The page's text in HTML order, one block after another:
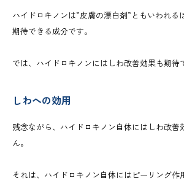
ハイドロキノンは”皮膚の漂白剤”ともいわれる
期待できる成分です。
では、ハイドロキノンにはしわ改善効果も期待
しわへの効用
残念ながら、ハイドロキノン自体にはしわ改善
ん。
それは、ハイドロキノン自体にはピーリング作